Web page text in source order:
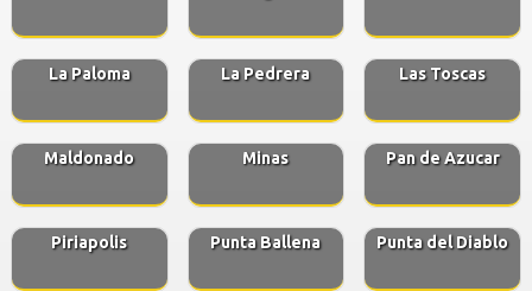
La Paloma La Pedrera Las Toscas
Maldonado Minas Pan de Azucar
Piriapolis Punta Ballena Punta del Diablo